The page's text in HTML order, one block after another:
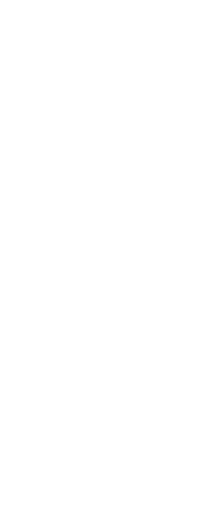
des voitures neuves via le